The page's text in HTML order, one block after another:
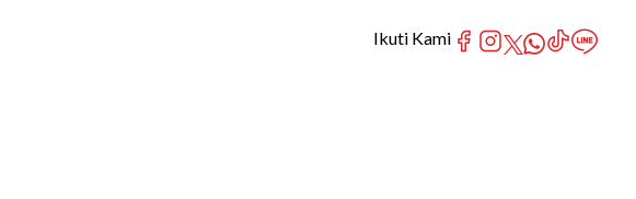
Ikuti Kami